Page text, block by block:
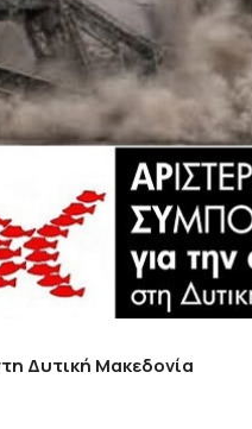
Δυτική Μακεδονία